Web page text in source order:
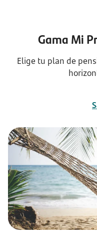
Gama Mi
Elige tu plan de